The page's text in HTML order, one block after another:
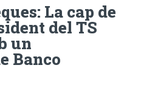
La cap de
del TS
un
Banco